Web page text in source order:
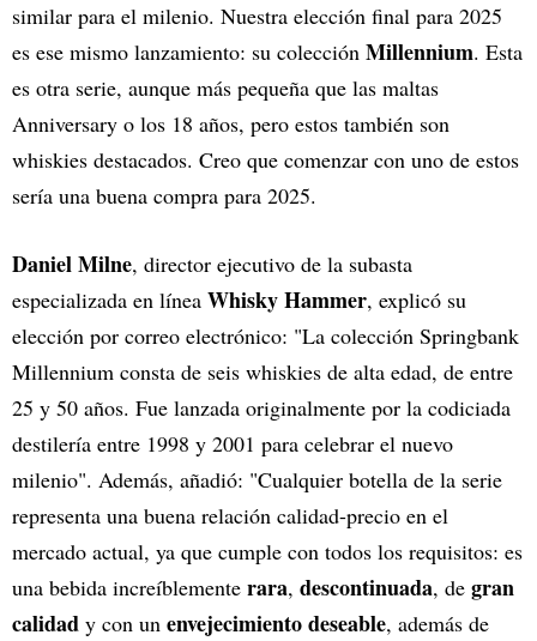
similar para el milenio. Nuestra elección final para 2025
es ese mismo lanzamiento: su colección Millennium. Esta
es otra serie, aunque más pequeña que las maltas
Anniversary o los 18 años, pero estos también son
whiskies destacados. Creo que comenzar con uno de estos
sería una buena compra para 2025.
Daniel Milne, director ejecutivo de la subasta
especializada en línea Whisky Hammer, explicó su
elección por correo electrónico: "La colección Springbank
Millennium consta de seis whiskies de alta edad, de entre
25 y 50 años. Fue lanzada originalmente por la codiciada
destilería entre 1998 y 2001 para celebrar el nuevo
milenio". Además, añadió: "Cualquier botella de la serie
representa una buena relación calidad-precio en el
mercado actual, ya que cumple con todos los requisitos: es
una bebida increíblemente rara, descontinuada, de gran
calidad y con un envejecimiento deseable, además de